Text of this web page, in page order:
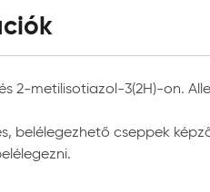
2
2 óra
2-metilisotiazol-3(2H)-on.
belélegezhető cseppek